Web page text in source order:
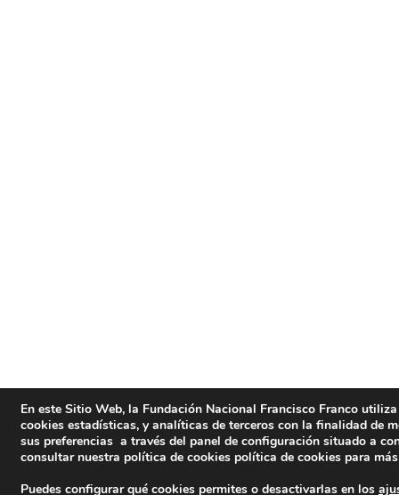
En este Sitio Web, la Fundación Nacional Francisco Franco
cookies estadísticas, y analíticas de terceros con la finalidad de
sus preferencias a través del panel de configuración situado a
consultar nuestra política de cookies política de cookies para
Puedes configurar qué cookies permites o desactivarlas en los